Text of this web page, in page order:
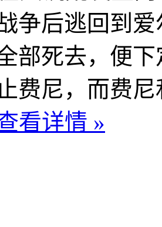
争后逃回到
部死去，便
费尼，而费
看详情 »